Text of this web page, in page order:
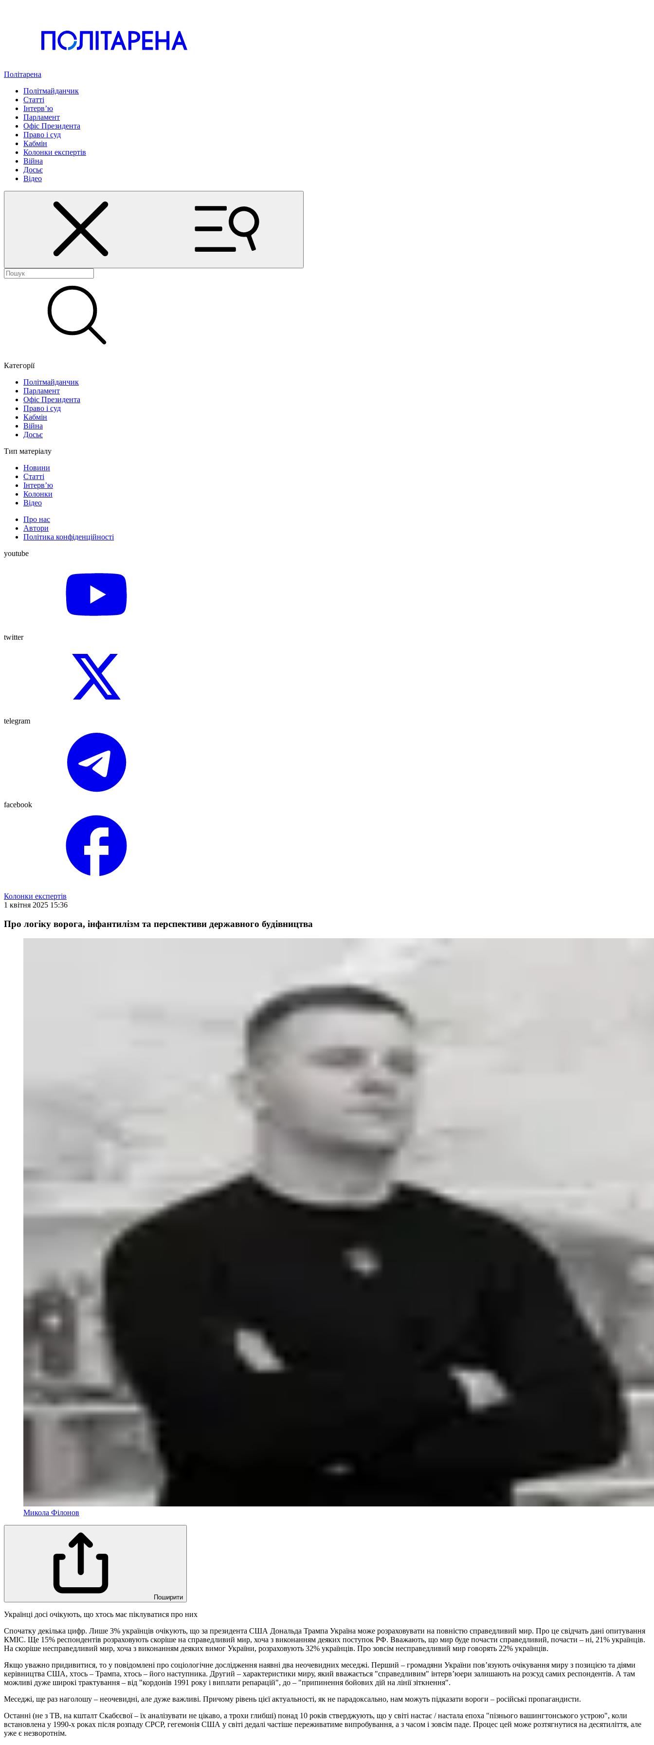
Політарена
Політмайданчик
Статті
Інтервʼю
Парламент
Офіс Президента
Право і суд
Кабмін
Колонки експертів
Війна
Досьє
Відео
Категорії
Політмайданчик
Парламент
Офіс Президента
Право і суд
Кабмін
Війна
Досьє
Тип матеріалу
Новини
Статті
Інтерв’ю
Колонки
Відео
Про нас
Автори
Політика конфіденційності
youtube
twitter
telegram
facebook
Колонки експертів
1 квітня 2025 15:36
Про логіку ворога, інфантилізм та перспективи державного будівництва
Микола Філонов
Поширити
Українці досі очікують, що хтось має піклуватися про них
Спочатку декілька цифр. Лише 3% українців очікують, що за президента США Дональда Трампа Україна може розраховувати на повністю справедливий мир. Про це свідчать дані опитування
КМІС. Ще 15% респондентів розраховують скоріше на справедливий мир, хоча з виконанням деяких поступок РФ. Вважають, що мир буде почасти справедливий, почасти – ні, 21% українців.
На скоріше несправедливий мир, хоча з виконанням деяких вимог України, розраховують 32% українців. Про зовсім несправедливий мир говорять 22% українців.
Якщо уважно придивитися, то у повідомлені про соціологічне дослідження наявні два неочевидних меседжі. Перший – громадяни України пов’язують очікування миру з позицією та діями
керівництва США, хтось – Трампа, хтось – його наступника. Другий – характеристики миру, який вважається "справедливим" інтерв’юери залишають на розсуд самих респондентів. А там
можливі дуже широкі трактування – від "кордонів 1991 року і виплати репарацій", до – "припинення бойових дій на лінії зіткнення".
Меседжі, ще раз наголошу – неочевидні, але дуже важливі. Причому рівень цієї актуальності, як не парадоксально, нам можуть підказати вороги – російські пропагандисти.
Останні (не з ТВ, на кшталт Скабєєвої – їх аналізувати не цікаво, а трохи глибші) понад 10 років стверджують, що у світі настає / настала епоха "пізнього вашингтонського устрою", коли
встановлена у 1990-х роках після розпаду СРСР, гегемонія США у світі дедалі частіше переживатиме випробування, а з часом і зовсім паде. Процес цей може розтягнутися на десятиліття, але
уже є незворотнім.